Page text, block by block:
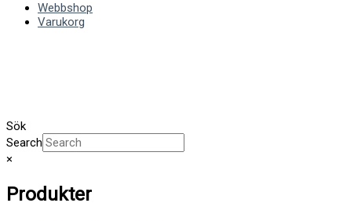
Webbshop
Varukorg
Sök
Search
×
Produkter